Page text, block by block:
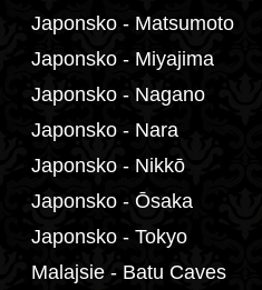
Japonsko - Matsumoto
Japonsko - Miyajima
Japonsko - Nagano
Japonsko - Nara
Japonsko - Nikkō
Japonsko - Ōsaka
Japonsko - Tokyo
Malajsie - Batu Caves